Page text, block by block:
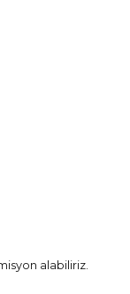
alabiliriz.